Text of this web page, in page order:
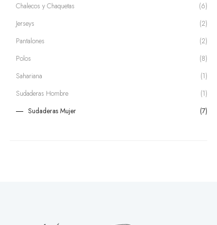
Chalecos y Chaquetas
(6)
Jerseys
(2)
Pantalones
(2)
Polos
(8)
Sahariana
(1)
Sudaderas Hombre
(1)
Sudaderas Mujer
(7)